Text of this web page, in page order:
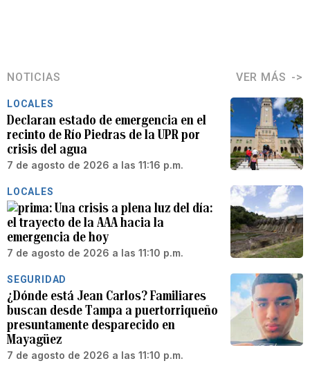
NOTICIAS VER MÁS
LOCALES
Declaran estado de emergencia en el
recinto de Río Piedras de la UPR por
crisis del agua
7 de agosto de 2026 a las 11:16 p.m.
LOCALES
Una crisis a plena luz del día:
el trayecto de la AAA hacia la
emergencia de hoy
7 de agosto de 2026 a las 11:10 p.m.
SEGURIDAD
¿Dónde está Jean Carlos? Familiares
buscan desde Tampa a puertorriqueño
presuntamente desparecido en
Mayagüez
7 de agosto de 2026 a las 11:10 p.m.